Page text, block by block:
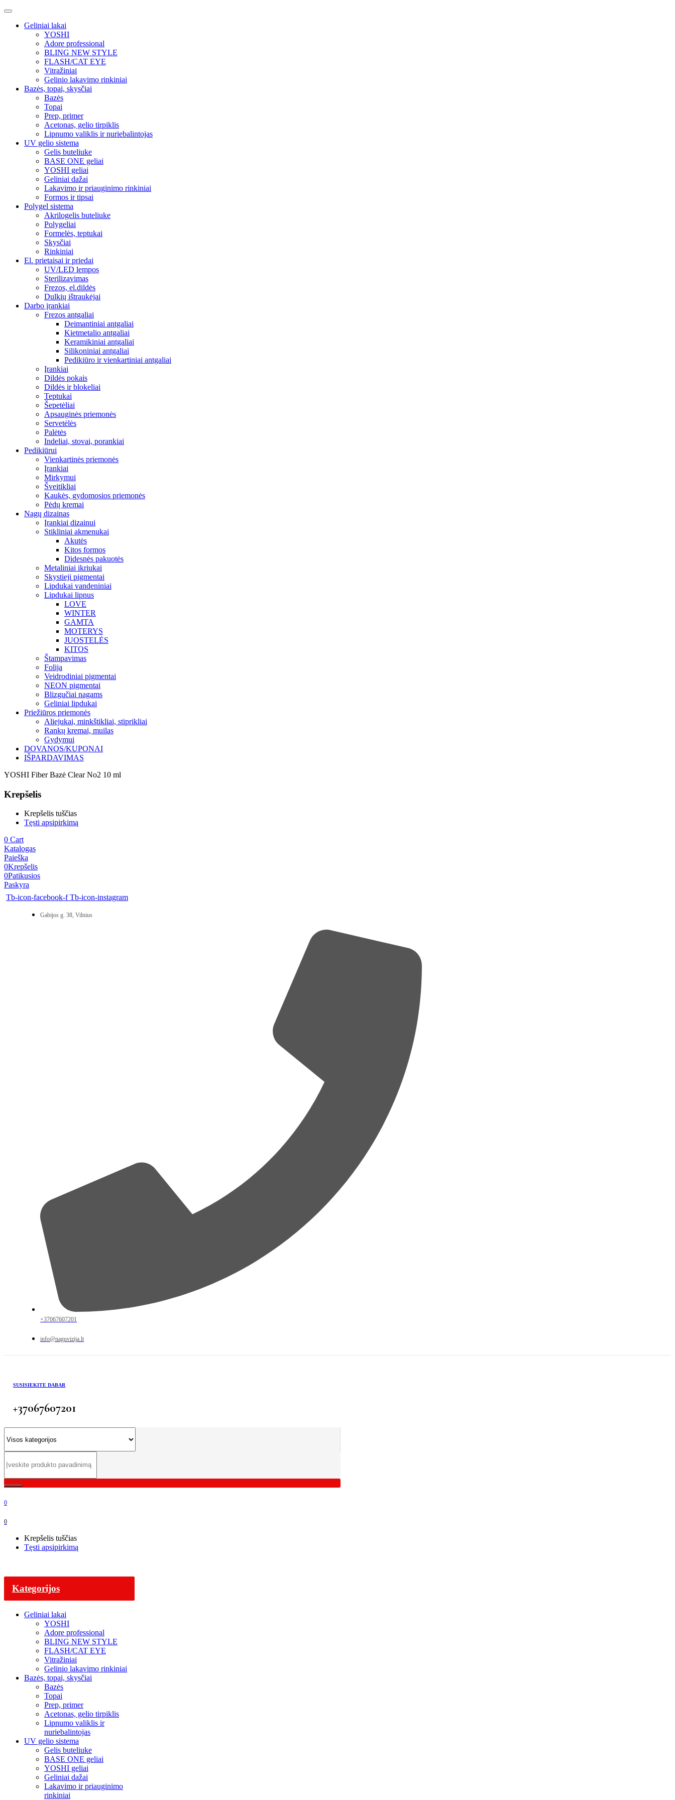
Geliniai lakai
YOSHI
Adore professional
BLING NEW STYLE
FLASH/CAT EYE
Vitražiniai
Gelinio lakavimo rinkiniai
Bazės, topai, skysčiai
Bazės
Topai
Prep, primer
Acetonas, gelio tirpiklis
Lipnumo valiklis ir nuriebalintojas
UV gelio sistema
Gelis buteliuke
BASE ONE geliai
YOSHI geliai
Geliniai dažai
Lakavimo ir priauginimo rinkiniai
Formos ir tipsai
Polygel sistema
Akrilogelis buteliuke
Polygeliai
Formelės, teptukai
Skysčiai
Rinkiniai
El. prietaisai ir priedai
UV/LED lempos
Sterilizavimas
Frezos, el.dildės
Dulkių ištraukėjai
Darbo įrankiai
Frezos antgaliai
Deimantiniai antgaliai
Kietmetalio antgaliai
Keramikiniai antgaliai
Silikoniniai antgaliai
Pedikiūro ir vienkartiniai antgaliai
Įrankiai
Dildės pokais
Dildės ir blokeliai
Teptukai
Šepetėliai
Apsauginės priemonės
Servetėlės
Palėtės
Indeliai, stovai, porankiai
Pedikiūrui
Vienkartinės priemonės
Įrankiai
Mirkymui
Šveitikliai
Kaukės, gydomosios priemonės
Pėdų kremai
Nagų dizainas
Įrankiai dizainui
Stikliniai akmenukai
Akutės
Kitos formos
Didesnės pakuotės
Metaliniai ikriukai
Skystieji pigmentai
Lipdukai vandeniniai
Lipdukai lipnus
LOVE
WINTER
GAMTA
MOTERYS
JUOSTELĖS
KITOS
Štampavimas
Folija
Veidrodiniai pigmentai
NEON pigmentai
Blizgučiai nagams
Geliniai lipdukai
Priežiūros priemonės
Aliejukai, minkštikliai, stiprikliai
Rankų kremai, muilas
Gydymui
DOVANOS/KUPONAI
IŠPARDAVIMAS
YOSHI Fiber Bazė Clear No2 10 ml
Krepšelis
Krepšelis tuščias
Tęsti apsipirkimą
0 Cart
Katalogas
Paieška
0Krepšelis
0Patikusios
Paskyra
Tb-icon-facebook-f Tb-icon-instagram
Gabijos g. 38, Vilnius
+37067607201
info@naguvizija.lt
SUSISIEKITE DABAR
+37067607201
0
0
Krepšelis tuščias
Tęsti apsipirkimą
Kategorijos
Geliniai lakai
YOSHI
Adore professional
BLING NEW STYLE
FLASH/CAT EYE
Vitražiniai
Gelinio lakavimo rinkiniai
Bazės, topai, skysčiai
Bazės
Topai
Prep, primer
Acetonas, gelio tirpiklis
Lipnumo valiklis ir
nuriebalintojas
UV gelio sistema
Gelis buteliuke
BASE ONE geliai
YOSHI geliai
Geliniai dažai
Lakavimo ir priauginimo
rinkiniai